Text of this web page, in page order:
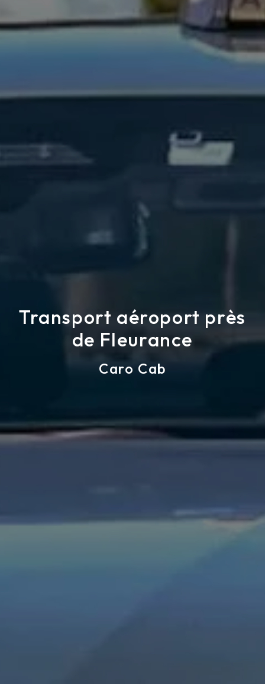
Transport aéroport près
de Fleurance
Caro Cab